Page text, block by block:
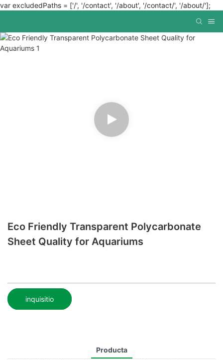
var excludedPaths = ['/', '/contact', '/about', '/contact/', '/about/'];
Eco Friendly Transparent Polycarbonate
Sheet Quality for Aquariums
inquisitio
Producta